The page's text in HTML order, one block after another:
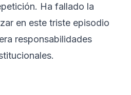
Ha fallado la
en este triste episodio
responsabilidades